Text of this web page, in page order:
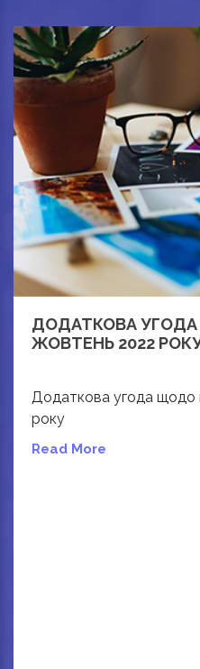
ДОДАТКОВА
ЖОВТЕНЬ 2022
Додаткова угода щодо
року
Read More